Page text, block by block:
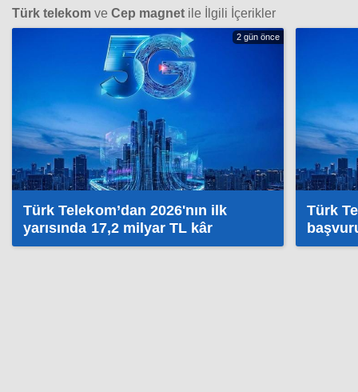
Türk telekom ve Cep magnet ile İlgili İçerikler
2 gün önce
Türk Telekom’dan 2026'nın ilk
yarısında 17,2 milyar TL kâr
Türk
zirvede